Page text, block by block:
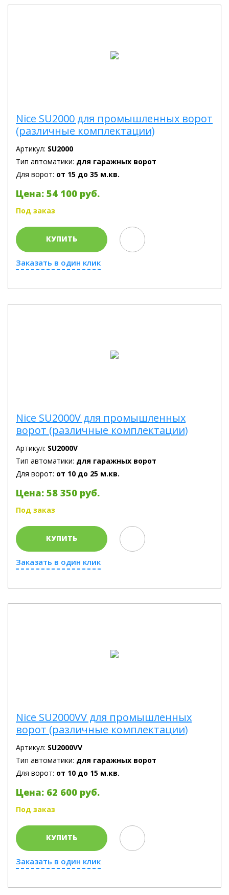
Nice SU2000 для промышленных ворот
(различные комплектации)
Артикул: SU2000
Тип автоматики: для гаражных ворот
Для ворот: от 15 до 35 м.кв.
Цена: 54 100 руб.
Под заказ
КУПИТЬ
Заказать в один клик
Nice SU2000V для промышленных
ворот (различные комплектации)
Артикул: SU2000V
Тип автоматики: для гаражных ворот
Для ворот: от 10 до 25 м.кв.
Цена: 58 350 руб.
Под заказ
КУПИТЬ
Заказать в один клик
Nice SU2000VV для промышленных
ворот (различные комплектации)
Артикул: SU2000VV
Тип автоматики: для гаражных ворот
Для ворот: от 10 до 15 м.кв.
Цена: 62 600 руб.
Под заказ
КУПИТЬ
Заказать в один клик